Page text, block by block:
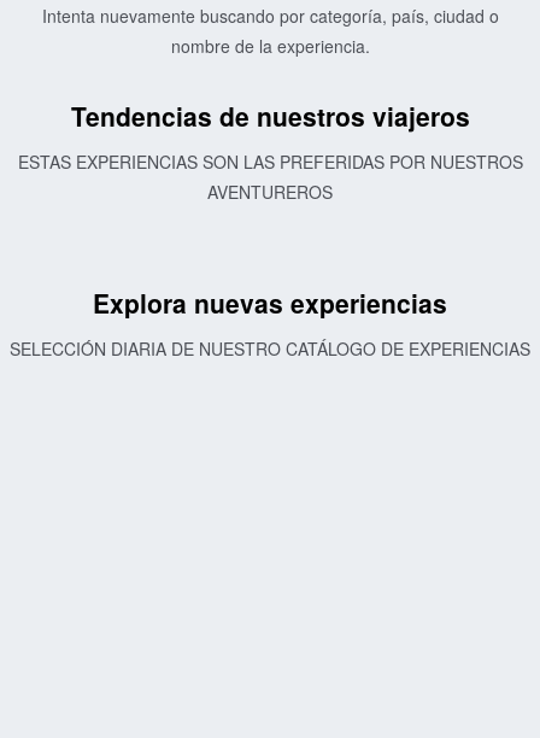
Intenta nuevamente buscando por categoría, país, ciudad o
nombre de la experiencia.
Tendencias de nuestros viajeros
ESTAS EXPERIENCIAS SON LAS PREFERIDAS POR NUESTROS
AVENTUREROS
Explora nuevas experiencias
SELECCIÓN DIARIA DE NUESTRO CATÁLOGO DE EXPERIENCIAS